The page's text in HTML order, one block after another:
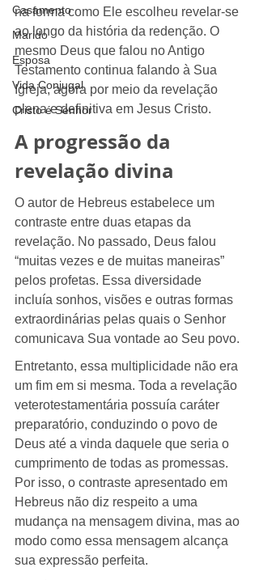
Casamento
Marido
Esposa
Vida Conjugal
Cristo é Senhor
na forma como Ele escolheu revelar-se
ao longo da história da redenção. O
mesmo Deus que falou no Antigo
Testamento continua falando à Sua
Igreja, agora por meio da revelação
plena e definitiva em Jesus Cristo.
A progressão da
revelação divina
O autor de Hebreus estabelece um
contraste entre duas etapas da
revelação. No passado, Deus falou
“muitas vezes e de muitas maneiras”
pelos profetas. Essa diversidade
incluía sonhos, visões e outras formas
extraordinárias pelas quais o Senhor
comunicava Sua vontade ao Seu povo.
Entretanto, essa multiplicidade não era
um fim em si mesma. Toda a revelação
veterotestamentária possuía caráter
preparatório, conduzindo o povo de
Deus até a vinda daquele que seria o
cumprimento de todas as promessas.
Por isso, o contraste apresentado em
Hebreus não diz respeito a uma
mudança na mensagem divina, mas ao
modo como essa mensagem alcança
sua expressão perfeita.